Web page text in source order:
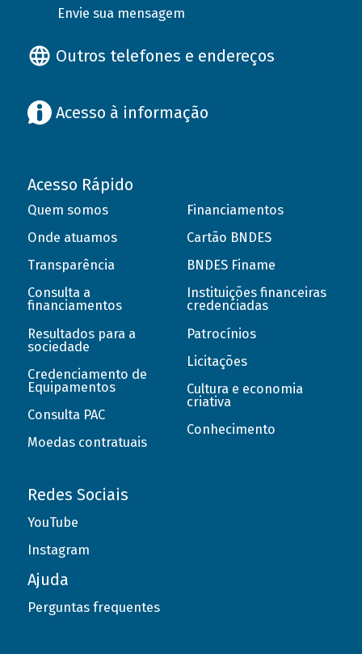
Envie sua mensagem
Outros telefones e endereços
Acesso à informação
Acesso Rápido
Quem somos
Onde atuamos
Transparência
Consulta a
financiamentos
Resultados para a
sociedade
Credenciamento de
Equipamentos
Consulta PAC
Moedas contratuais
Financiamentos
Cartão BNDES
BNDES Finame
Instituições financeiras
credenciadas
Patrocínios
Licitações
Cultura e economia
criativa
Conhecimento
Redes Sociais
YouTube
Instagram
Ajuda
Perguntas frequentes